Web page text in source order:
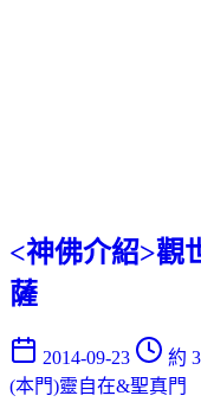
<神佛介紹>觀
薩
2014-09-23
約
(本門)靈自在&聖真門